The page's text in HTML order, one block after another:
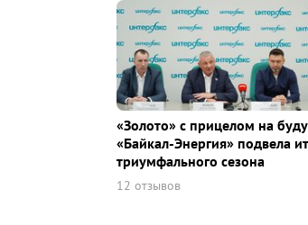
«Золото» с прицелом на
«Байкал-Энергия» подвела
триумфального сезона
12 отзывов